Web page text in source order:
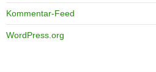
Kommentar-Feed
WordPress.org